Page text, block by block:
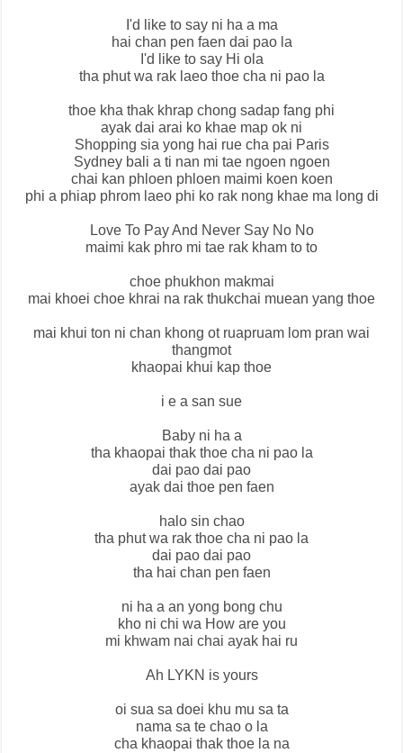
I'd like to say ni ha a ma
hai chan pen faen dai pao la
I'd like to say Hi ola
tha phut wa rak laeo thoe cha ni pao la
thoe kha thak khrap chong sadap fang phi
ayak dai arai ko khae map ok ni
Shopping sia yong hai rue cha pai Paris
Sydney bali a ti nan mi tae ngoen ngoen
chai kan phloen phloen maimi koen koen
phi a phiap phrom laeo phi ko rak nong khae ma long di
Love To Pay And Never Say No No
maimi kak phro mi tae rak kham to to
choe phukhon makmai
mai khoei choe khrai na rak thukchai muean yang thoe
mai khui ton ni chan khong ot ruapruam lom pran wai
thangmot
khaopai khui kap thoe
i e a san sue
Baby ni ha a
tha khaopai thak thoe cha ni pao la
dai pao dai pao
ayak dai thoe pen faen
halo sin chao
tha phut wa rak thoe cha ni pao la
dai pao dai pao
tha hai chan pen faen
ni ha a an yong bong chu
kho ni chi wa How are you
mi khwam nai chai ayak hai ru
Ah LYKN is yours
oi sua sa doei khu mu sa ta
nama sa te chao o la
cha khaopai thak thoe la na